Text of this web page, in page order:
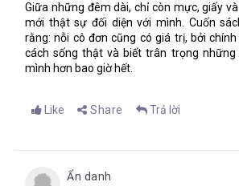
“Lupe ấy.”
“Có chứ”, Pablo nói nhanh, chắc chắn,
Tôi lần tìm chiếc vòng tay qua túi quần bị
“Tốt rồi.”
gắng để đọc chúng, không giống cách bà
neo, một ngôi sao dẫn lối trên bầu trời.
Giữa những đêm dài, chỉ còn mực, giấy
mới thật sự đối diện với mình. Cuốn
rằng: nỗi cô đơn cũng có giá trị, bởi
cách sống thật và biết trân trọng những
mình hơn bao giờ hết.
Like Share Trả lời
Ẩn danh